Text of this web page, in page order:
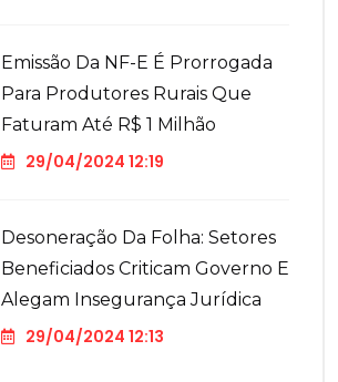
Emissão Da NF-E É Prorrogada
Para Produtores Rurais Que
Faturam Até R$ 1 Milhão
29/04/2024 12:19
Desoneração Da Folha: Setores
Beneficiados Criticam Governo E
Alegam Insegurança Jurídica
29/04/2024 12:13